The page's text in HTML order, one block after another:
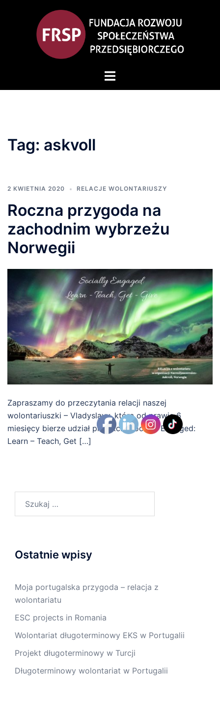
Przełącz
Tag: askvoll
2 KWIETNIA 2020 RELACJE WOLONTARIUSZY
Roczna przygoda na
zachodnim wybrzeżu
Norwegii
Zapraszamy do przeczytania relacji naszej
wolontariuszki – Vladyslavy, która od prawie 6
miesięcy bierze udział projekcie Socially Engaged:
Learn – Teach, Get […]
Ostatnie wpisy
Moja portugalska przygoda – relacja z
wolontariatu
ESC projects in Romania
Wolontariat długoterminowy EKS w Portugalii
Projekt długoterminowy w Turcji
Długoterminowy wolontariat w Portugalii